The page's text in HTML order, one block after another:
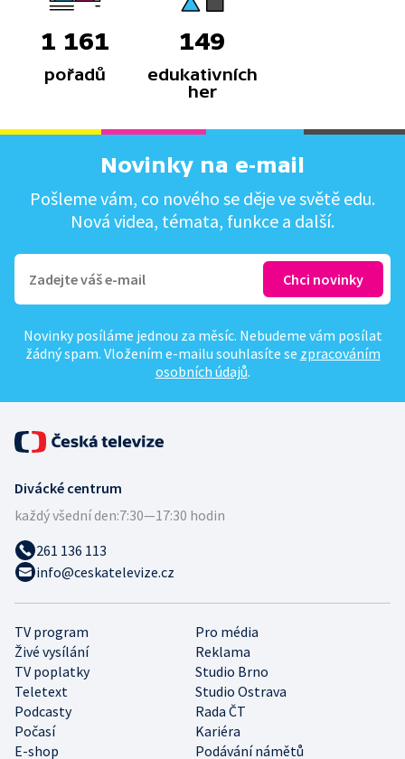
1 161
pořadů
149
edukativních
her
Novinky na e-mail
Pošleme vám, co nového se děje ve světě edu.
Nová videa, témata, funkce a další.
Novinky posíláme jednou za měsíc. Nebudeme vám posílat
žádný spam. Vložením e-mailu souhlasíte se zpracováním
osobních údajů.